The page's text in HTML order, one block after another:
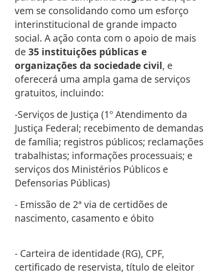
vem se consolidando como um esforço
interinstitucional de grande impacto
social. A ação conta com o apoio de mais
de 35 instituições públicas e
organizações da sociedade civil, e
oferecerá uma ampla gama de serviços
gratuitos, incluindo:
-Serviços de Justiça (1º Atendimento da
Justiça Federal; recebimento de demandas
de família; registros públicos; reclamações
trabalhistas; informações processuais; e
serviços dos Ministérios Públicos e
Defensorias Públicas)
- Emissão de 2ª via de certidões de
nascimento, casamento e óbito
- Carteira de identidade (RG), CPF,
certificado de reservista, título de eleitor